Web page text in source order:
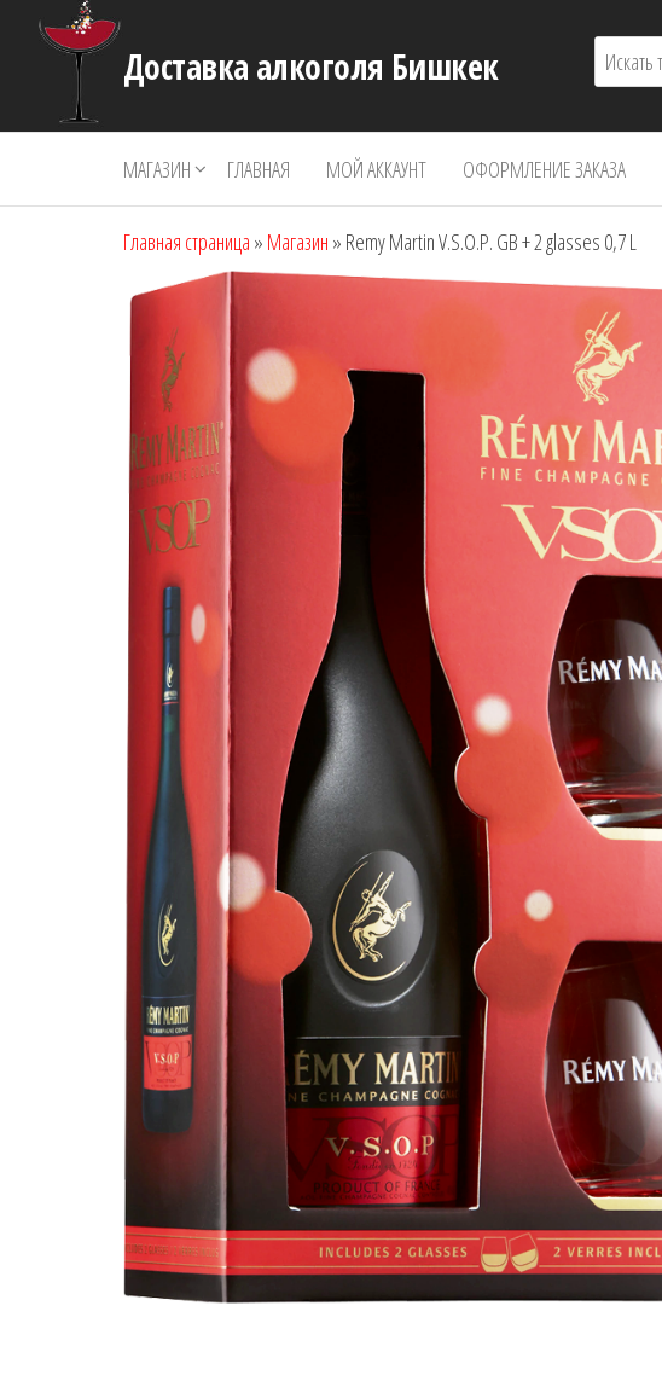
Перейти
Доставка алкоголя Бишкек
МАГАЗИН ГЛАВНАЯ МОЙ АККАУНТ ОФОРМЛЕНИЕ ЗАКАЗА
Главная страница » Магазин » Remy Martin V.S.O.P. GB + 2 glasses 0,7 L